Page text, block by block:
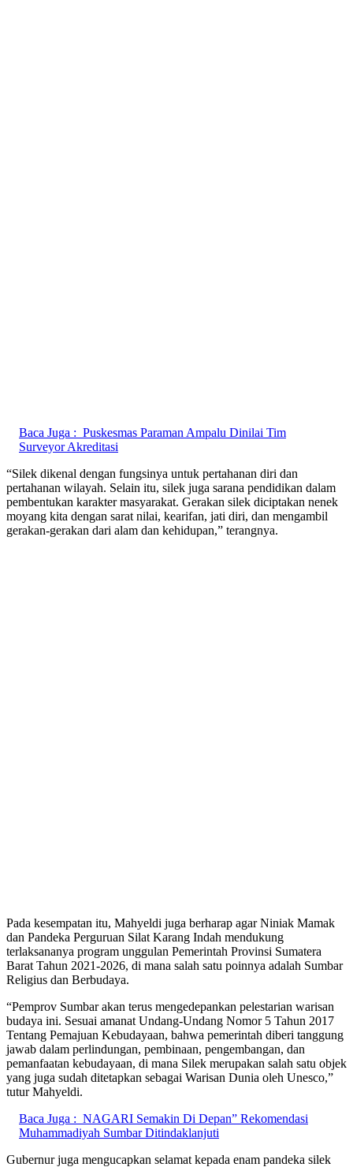
Baca Juga : Puskesmas Paraman Ampalu Dinilai Tim
Surveyor Akreditasi
“Silek dikenal dengan fungsinya untuk pertahanan diri dan
pertahanan wilayah. Selain itu, silek juga sarana pendidikan dalam
pembentukan karakter masyarakat. Gerakan silek diciptakan nenek
moyang kita dengan sarat nilai, kearifan, jati diri, dan mengambil
gerakan-gerakan dari alam dan kehidupan,” terangnya.
Pada kesempatan itu, Mahyeldi juga berharap agar Niniak Mamak
dan Pandeka Perguruan Silat Karang Indah mendukung
terlaksananya program unggulan Pemerintah Provinsi Sumatera
Barat Tahun 2021-2026, di mana salah satu poinnya adalah Sumbar
Religius dan Berbudaya.
“Pemprov Sumbar akan terus mengedepankan pelestarian warisan
budaya ini. Sesuai amanat Undang-Undang Nomor 5 Tahun 2017
Tentang Pemajuan Kebudayaan, bahwa pemerintah diberi tanggung
jawab dalam perlindungan, pembinaan, pengembangan, dan
pemanfaatan kebudayaan, di mana Silek merupakan salah satu objek
yang juga sudah ditetapkan sebagai Warisan Dunia oleh Unesco,”
tutur Mahyeldi.
Baca Juga : NAGARI Semakin Di Depan” Rekomendasi
Muhammadiyah Sumbar Ditindaklanjuti
Gubernur juga mengucapkan selamat kepada enam pandeka silek